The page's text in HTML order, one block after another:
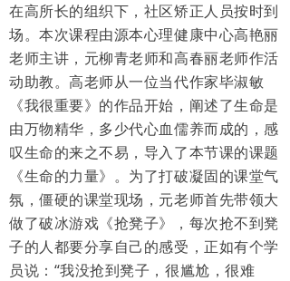
在高所长的组织下，社区矫正人员按时到
场。本次课程由源本心理健康中心高艳丽
老师主讲，元柳青老师和高春丽老师作活
动助教。高老师从一位当代作家毕淑敏
《我很重要》的作品开始，阐述了生命是
由万物精华，多少代心血儒养而成的，感
叹生命的来之不易，导入了本节课的课题
《生命的力量》。为了打破凝固的课堂气
氛，僵硬的课堂现场，元老师首先带领大
做了破冰游戏《抢凳子》，每次抢不到凳
子的人都要分享自己的感受，正如有个学
员说：“我没抢到凳子，很尴尬，很难